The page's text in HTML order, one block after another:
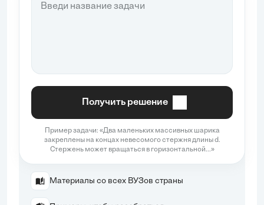
Получить решение
Пример задачи: «Два маленьких массивных шарика
закреплены на концах невесомого стержня длины d.
Стержень может вращаться в горизонтальной...»
Материалы со всех ВУЗов страны